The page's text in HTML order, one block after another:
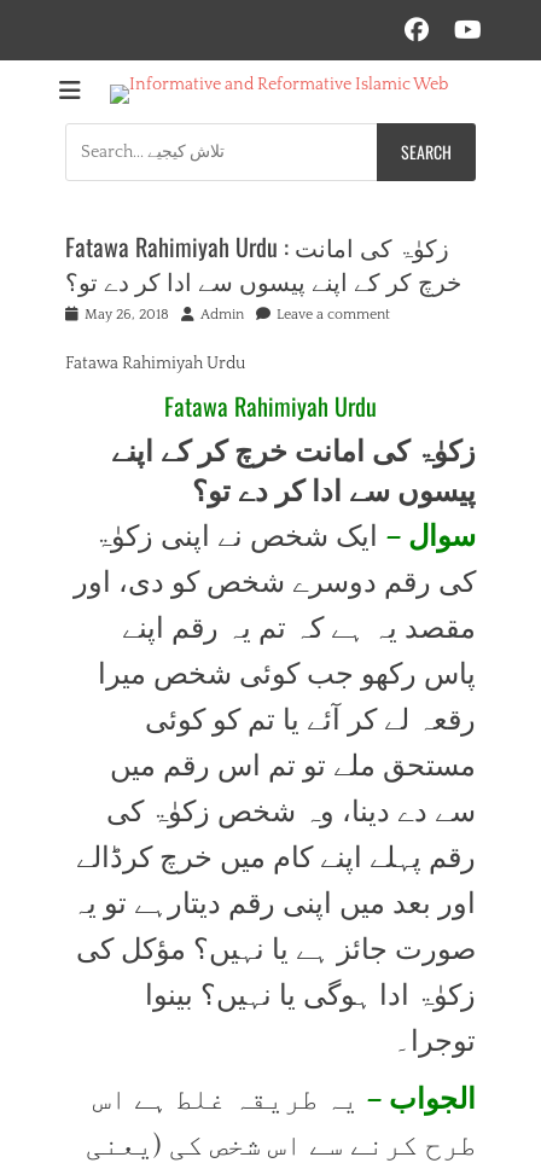
Informational islamic articles on unique topics
for:
Fatawa Rahimiyah Urdu : زکوٰۃ کی امانت
خرچ کر کے اپنے پیسوں سے ادا کر دے تو؟
PostedMay 26, 2018 Author
Admin Leave a comment
Fatawa Rahimiyah Urdu
Fatawa Rahimiyah Urdu
زکوٰۃ کی امانت خرچ کر کے اپنے
پیسوں سے ادا کر دے تو؟
سوال – ایک شخص نے اپنی زکوٰۃ
کی رقم دوسرے شخص کو دی، اور
مقصد یہ ہے کہ تم یہ رقم اپنے
پاس رکھو جب کوئی شخص میرا
رقعہ لے کر آئے یا تم کو کوئی
مستحق ملے تو تم اس رقم میں
سے دے دینا، وہ شخص زکوٰۃ کی
رقم پہلے اپنے کام میں خرچ کرڈالے
اور بعد میں اپنی رقم دیتارہے تو یہ
صورت جائز ہے یا نہیں؟ مؤکل کی
زکوٰۃ ادا ہوگی یا نہیں؟ بینوا
توجرا۔
الجواب – یہ طریقہ غلط ہے اس
طرح کرنے سے اس شخص کی (یعنی